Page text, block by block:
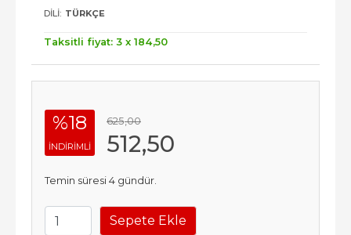
DILI: TÜRKÇE
Taksitli fiyat: 3 x 184,50
%18
INDIRIMLI
625,00
512,50
Temin süresi 4 gündür.
Sepete Ekle